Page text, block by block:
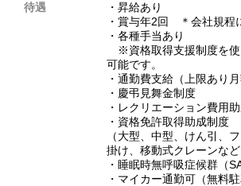
待遇
・昇給あり
・賞与年2回 ＊会社規程
・各種手当あり
※資格取得支援制度を使
可能です。
・通勤費支給（上限あり
・慶弔見舞金制度
・レクリエーション費用
・資格免許取得助成制度
（大型、中型、けん引、
掛け、移動式クレーンなど
・睡眠時無呼吸症候群（
・マイカー通勤可（無料駐